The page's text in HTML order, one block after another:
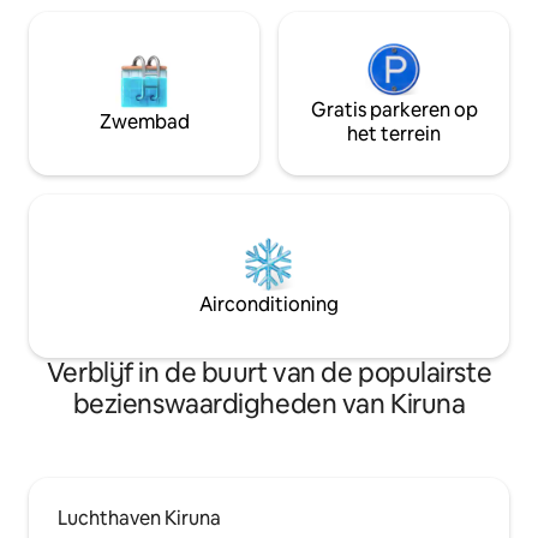
Zwembad
Gratis parkeren op
het terrein
Airconditioning
Verblijf in de buurt van de populairste
bezienswaardigheden van Kiruna
Luchthaven Kiruna